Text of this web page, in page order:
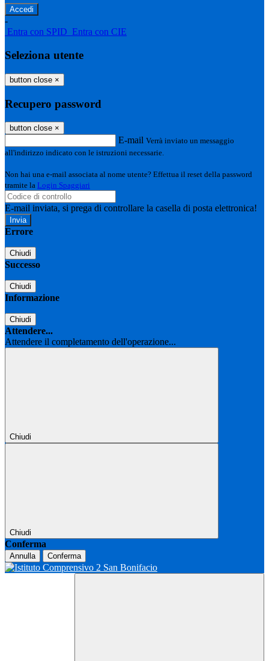
-
Entra con SPID Entra con CIE
Seleziona utente
button close ×
Recupero password
button close ×
E-mail Verrà inviato un messaggio
all'indirizzo indicato con le istruzioni necessarie.
Non hai una e-mail associata al nome utente? Effettua il reset della password
tramite la Login Spaggiari
E-mail inviata, si prega di controllare la casella di posta elettronica!
Errore
Chiudi
Successo
Chiudi
Informazione
Chiudi
Attendere...
Attendere il completamento dell'operazione...
Chiudi
Chiudi
Conferma
Annulla Conferma